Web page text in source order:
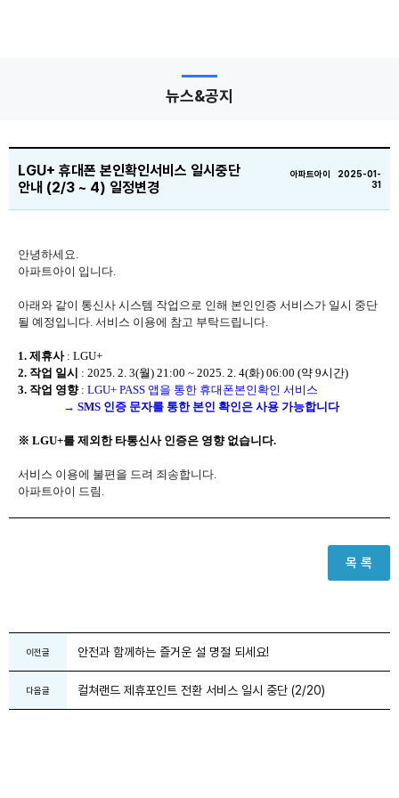
뉴스&공지
LGU+ 휴대폰 본인확인서비스 일시중단
안내 (2/3 ~ 4) 일정변경
아파트아이 2025-01-
31
안녕하세요.
아파트아이 입니다.
아래와 같이 통신사 시스템 작업으로 인해 본인인증 서비스가 일시 중단
될 예정입니다. 서비스 이용에 참고 부탁드립니다.
1. 제휴사: LGU+
2. 작업 일시 : 2025. 2. 3(월) 21:00 ~ 2025. 2. 4(화) 06:00 (약 9시간)
3. 작업 영향: LGU+ PASS 앱을 통한 휴대폰본인확인 서비스
→ SMS 인증 문자를 통한 본인 확인은 사용 가능합니다
※ LGU+를 제외한 타통신사 인증은 영향 없습니다.
서비스 이용에 불편을 드려 죄송합니다.
아파트아이 드림.
목 록
이전글 안전과 함께하는 즐거운 설 명절 되세요!
다음글 컬쳐랜드 제휴포인트 전환 서비스 일시 중단 (2/20)